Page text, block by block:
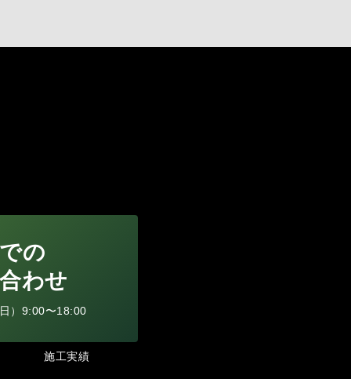
の
わせ
）9:00〜18:00
施工実績